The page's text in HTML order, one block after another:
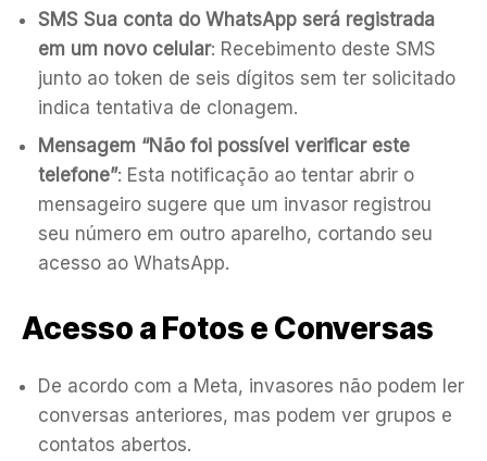
SMS Sua conta do WhatsApp será registrada
em um novo celular: Recebimento deste SMS
junto ao token de seis dígitos sem ter solicitado
indica tentativa de clonagem.
Mensagem “Não foi possível verificar este
telefone”: Esta notificação ao tentar abrir o
mensageiro sugere que um invasor registrou
seu número em outro aparelho, cortando seu
acesso ao WhatsApp.
Acesso a Fotos e Conversas
De acordo com a Meta, invasores não podem ler
conversas anteriores, mas podem ver grupos e
contatos abertos.